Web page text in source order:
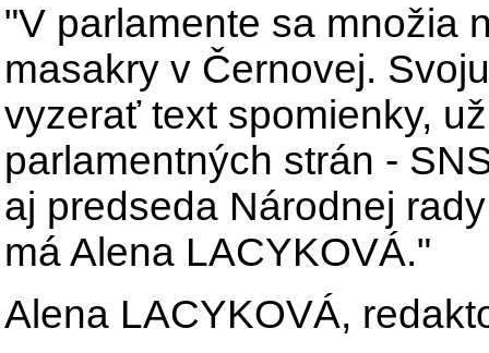
"V parlamente sa množia
masakry v Černovej.
vyzerať text spomienky,
parlamentných strán -
aj predseda Národnej
má Alena LACYKOVÁ."
Alena LACYKOVÁ,